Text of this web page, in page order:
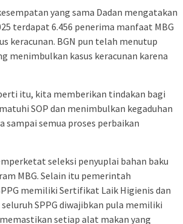
yang sama Dadan mengatakan
terdapat 6.456 penerima manfaat MBG
keracunan. BGN pun telah menutup
menimbulkan kasus keracunan karena
itu, kita memberikan tindakan bagi
SOP dan menimbulkan kegaduhan
semua proses perbaikan
seleksi penyuplai bahan baku
MBG. Selain itu pemerintah
memiliki Sertifikat Laik Higienis dan
seluruh SPPG diwajibkan pula memiliki
setiap alat makan yang